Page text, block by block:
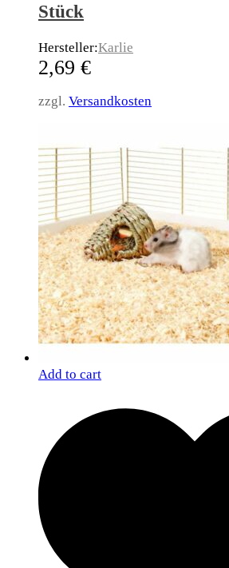
Stück
Hersteller:Karlie
2,69 €
zzgl. Versandkosten
Add to cart